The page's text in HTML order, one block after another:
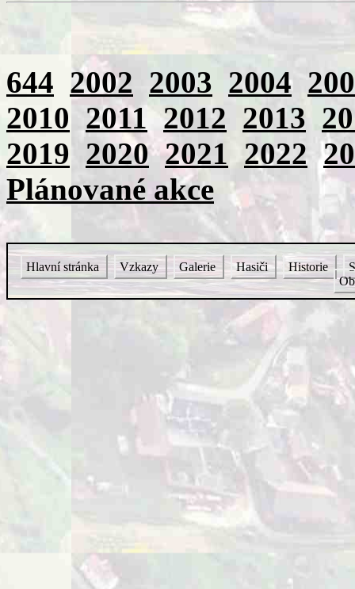
644 2002 2003 2004
2010 2011 2012 2013
2019 2020 2021 2022
Plánované akce
Hlavní stránka Vzkazy Galerie Hasiči Historie